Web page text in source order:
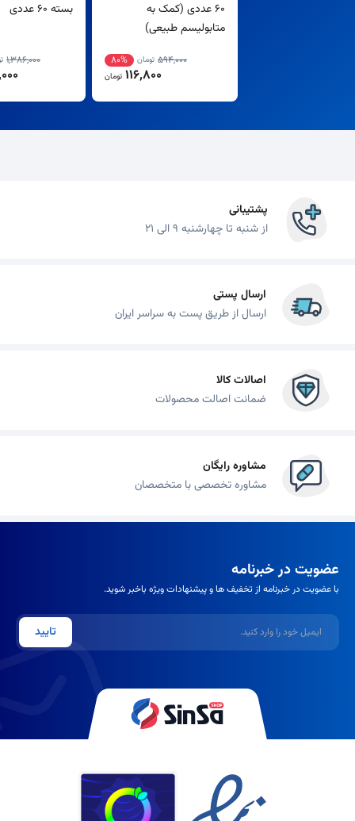
60 عددی (کمک به
متابولیسم طبیعی)
594,000 تومان 80%
116,800 تومان
بسته 60 عددی
1,386,000
پشتیبانی
از شنبه تا چهارشنبه 9 الی 21
ارسال پستی
ارسال از طریق پست به سراسر ایران
اصالات کالا
ضمانت اصالت محصولات
مشاوره رایگان
مشاوره تخصصی با متخصصان
عضویت در خبرنامه
با عضویت در خبرنامه از تخفیف ها و پیشنهادات ویژه باخبر شوید.
ایمیل
تایید